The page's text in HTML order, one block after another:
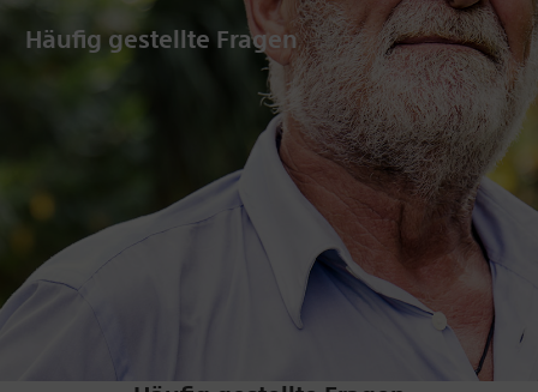
Häufig gestellte Fragen